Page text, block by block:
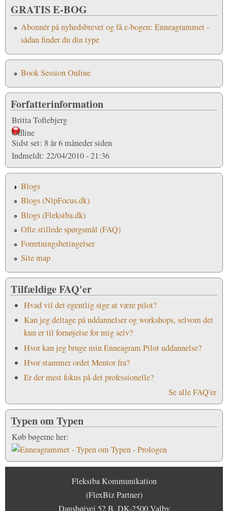
GRATIS E-BOG
Abonnér på nyhedsbrevet og få e-bogen: Enneagrammet -
sådan finder du din type
Book Session Online
Forfatterinformation
Britta Toftebjerg
Offline
Sidst set: 8 år 6 måneder siden
Indmeldt: 22/04/2010 - 21:36
Blogs
Blogs (NlpFocus.dk)
Blogs (Fleksiba.dk)
Ofte stillede spørgsmål (FAQ)
Forretningsbetingelser
Site map
Tilfældige FAQ'er
Hvad vil det egentlig sige at være pilot?
Kan jeg deltage på uddannelser og workshops, selvom det
kun er til fornøjelse for mig selv?
Hvor kan jeg bruge min Enneagram Pilot uddannelse?
Hvor stammer ordet Mentor fra?
Er der mest fokus på det professionelle?
Se alle FAQ'er
Typen om Typen
Køb bøgerne her:
Fleksiba Kommunikation
(FlexBiz Partner)
Danshøjvej 52 B, DK-2500 Valby